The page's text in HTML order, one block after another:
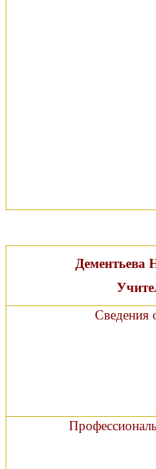
Дементьева
Сведения